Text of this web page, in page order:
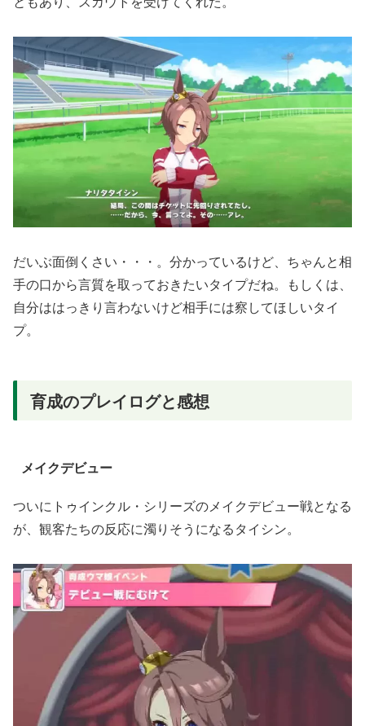
だいぶ面倒くさい・・・。分かっているけど、ちゃんと相
手の口から言質を取っておきたいタイプだね。もしくは、
自分ははっきり言わないけど相手には察してほしいタイ
プ。
育成のプレイログと感想
メイクデビュー
ついにトゥインクル・シリーズのメイクデビュー戦となる
が、観客たちの反応に濁りそうになるタイシン。